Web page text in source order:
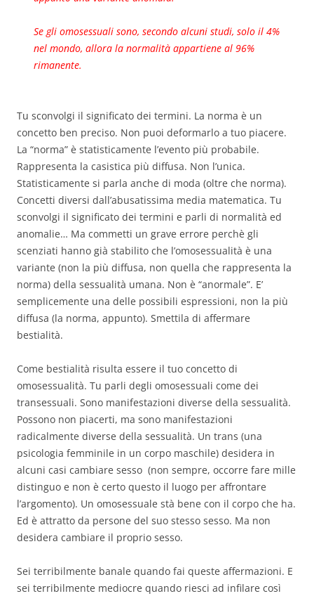
Se gli omosessuali sono, secondo alcuni studi, solo il 4%
nel mondo, allora la normalità appartiene al 96%
rimanente.
Tu sconvolgi il significato dei termini. La norma è un
concetto ben preciso. Non puoi deformarlo a tuo piacere.
La “norma” è statisticamente l’evento più probabile.
Rappresenta la casistica più diffusa. Non l’unica.
Statisticamente si parla anche di moda (oltre che norma).
Concetti diversi dall’abusatissima media matematica. Tu
sconvolgi il significato dei termini e parli di normalità ed
anomalie… Ma commetti un grave errore perchè gli
scenziati hanno già stabilito che l’omosessualità è una
variante (non la più diffusa, non quella che rappresenta la
norma) della sessualità umana. Non è “anormale”. E’
semplicemente una delle possibili espressioni, non la più
diffusa (la norma, appunto). Smettila di affermare
bestialità.
Come bestialità risulta essere il tuo concetto di
omosessualità. Tu parli degli omosessuali come dei
transessuali. Sono manifestazioni diverse della sessualità.
Possono non piacerti, ma sono manifestazioni
radicalmente diverse della sessualità. Un trans (una
psicologia femminile in un corpo maschile) desidera in
alcuni casi cambiare sesso (non sempre, occorre fare mille
distinguo e non è certo questo il luogo per affrontare
l’argomento). Un omosessuale stà bene con il corpo che ha.
Ed è attratto da persone del suo stesso sesso. Ma non
desidera cambiare il proprio sesso.
Sei terribilmente banale quando fai queste affermazioni. E
sei terribilmente mediocre quando riesci ad infilare così